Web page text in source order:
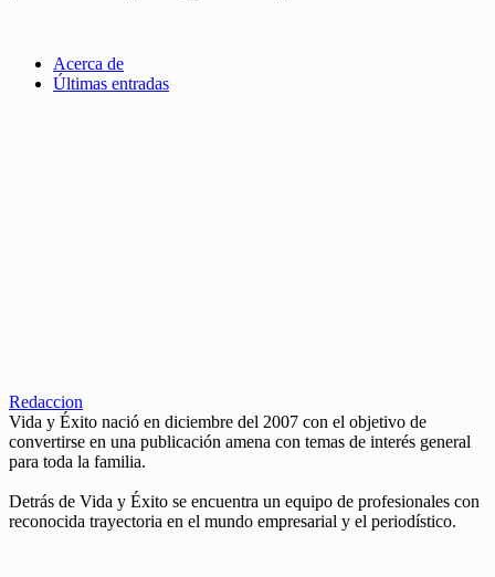
Acerca de
Últimas entradas
Redaccion
Vida y Éxito nació en diciembre del 2007 con el objetivo de
convertirse en una publicación amena con temas de interés general
para toda la familia.
Detrás de Vida y Éxito se encuentra un equipo de profesionales con
reconocida trayectoria en el mundo empresarial y el periodístico.